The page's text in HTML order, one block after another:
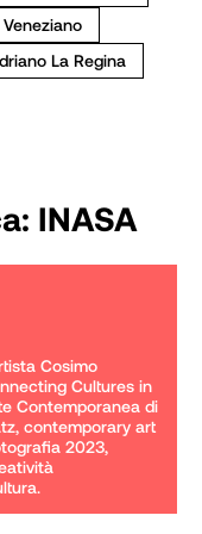
La Regina
INASA
Cosimo
Cultures in
Contemporanea di
contemporary art
2023,